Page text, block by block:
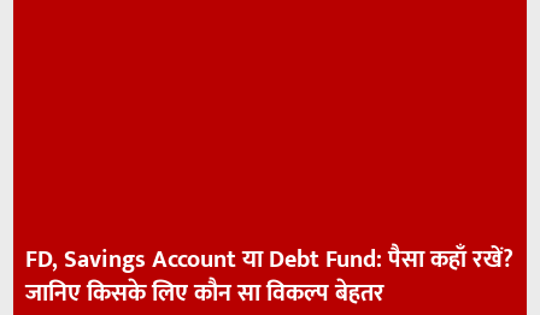
FD, Savings Account या Debt Fund: पैसा कहाँ रखें?
जानिए किसके लिए कौन सा विकल्प बेहतर